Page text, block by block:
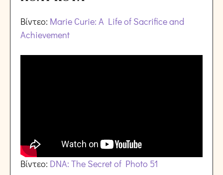
Βίντεο: Marie Curie: A Life of Sacrifice and
Achievement
Βίντεο: DNA: The Secret of Photo 51